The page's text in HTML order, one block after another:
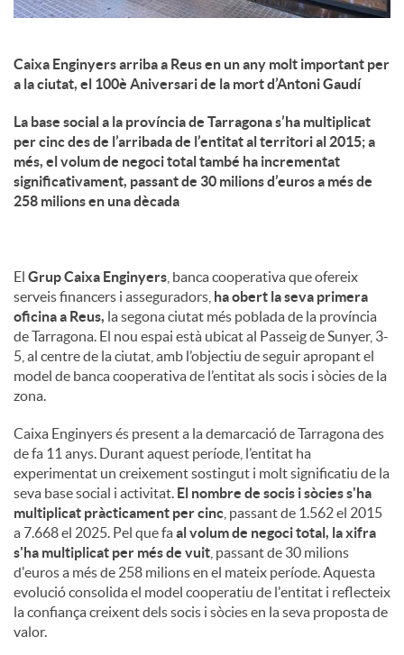
Caixa Enginyers arriba a Reus en un any molt important per
a la ciutat, el 100è Aniversari de la mort d’Antoni Gaudí
La base social a la província de Tarragona s’ha multiplicat
per cinc des de l’arribada de l’entitat al territori al 2015; a
més, el volum de negoci total també ha incrementat
significativament, passant de 30 milions d’euros a més de
258 milions en una dècada
El Grup Caixa Enginyers , banca cooperativa que ofereix
serveis financers i asseguradors, ha obert la seva primera
oficina a Reus, la segona ciutat més poblada de la província
de Tarragona. El nou espai està ubicat al Passeig de Sunyer, 3-
5, al centre de la ciutat, amb l’objectiu de seguir apropant el
model de banca cooperativa de l’entitat als socis i sòcies de la
zona.
Caixa Enginyers és present a la demarcació de Tarragona des
de fa 11 anys. Durant aquest període, l’entitat ha
experimentat un creixement sostingut i molt significatiu de la
seva base social i activitat. El nombre de socis i sòcies s'ha
multiplicat pràcticament per cinc , passant de 1.562 el 2015
a 7.668 el 2025. Pel que faal volum de negoci total, la xifra
s'ha multiplicat per més de vuit , passant de 30 milions
d'euros a més de 258 milions en el mateix període. Aquesta
evolució consolida el model cooperatiu de l'entitat i reflecteix
la confiança creixent dels socis i sòcies en la seva proposta de
valor.